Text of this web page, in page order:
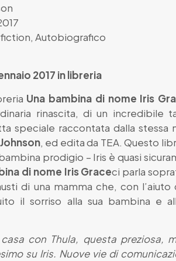
, Autobiografico
2017 in libreria
Una bambina di nome Iris
rinascita, di un incredibile
speciale raccontata dalla stessa
, ed edita da TEA. Questo
prodigio – Iris è quasi
di nome Iris Graceci parla
di una mamma che, con l’aiuto
il sorriso alla sua bambina e
con Thula, questa preziosa,
su Iris. Nuove vie di